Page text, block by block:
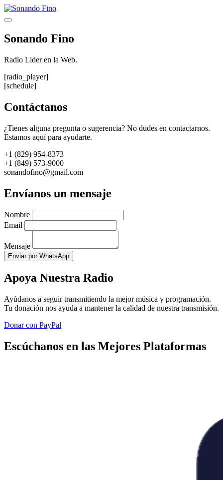
Saltar
al
Menú
Sonando Fino
Radio Lider en la Web.
[radio_player]
[schedule]
Contáctanos
¿Tienes alguna pregunta o sugerencia? No dudes en contactarnos.
Estamos aquí para ayudarte.
+1 (829) 954-8373
+1 (849) 573-9000
sonandofino@gmail.com
Envíanos un mensaje
Nombre
Email
Mensaje
Enviar por WhatsApp
Apoya Nuestra Radio
Ayúdanos a seguir transmitiendo la mejor música y programación.
Tu donación nos ayuda a mantener la calidad de nuestra transmisión.
Donar con PayPal
Escúchanos en las Mejores Plataformas